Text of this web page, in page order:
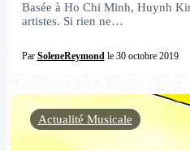
Basée à Ho Chi Minh, Huynh
artistes. Si rien ne…
Par SoleneReymondle 30 octobre 2019
Actualité Musicale